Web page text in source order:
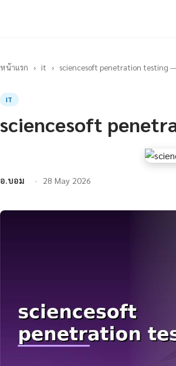
หน้าแรก › it › sciencesoft penetration testing —
IT
sciencesoft
อ.บอม 28 May 2026